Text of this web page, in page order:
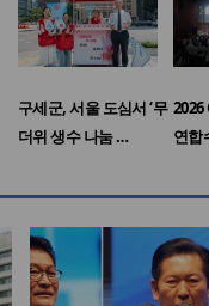
구세군, 서울 도심서 ‘무
더위 생수 나눔 …
2026
연합